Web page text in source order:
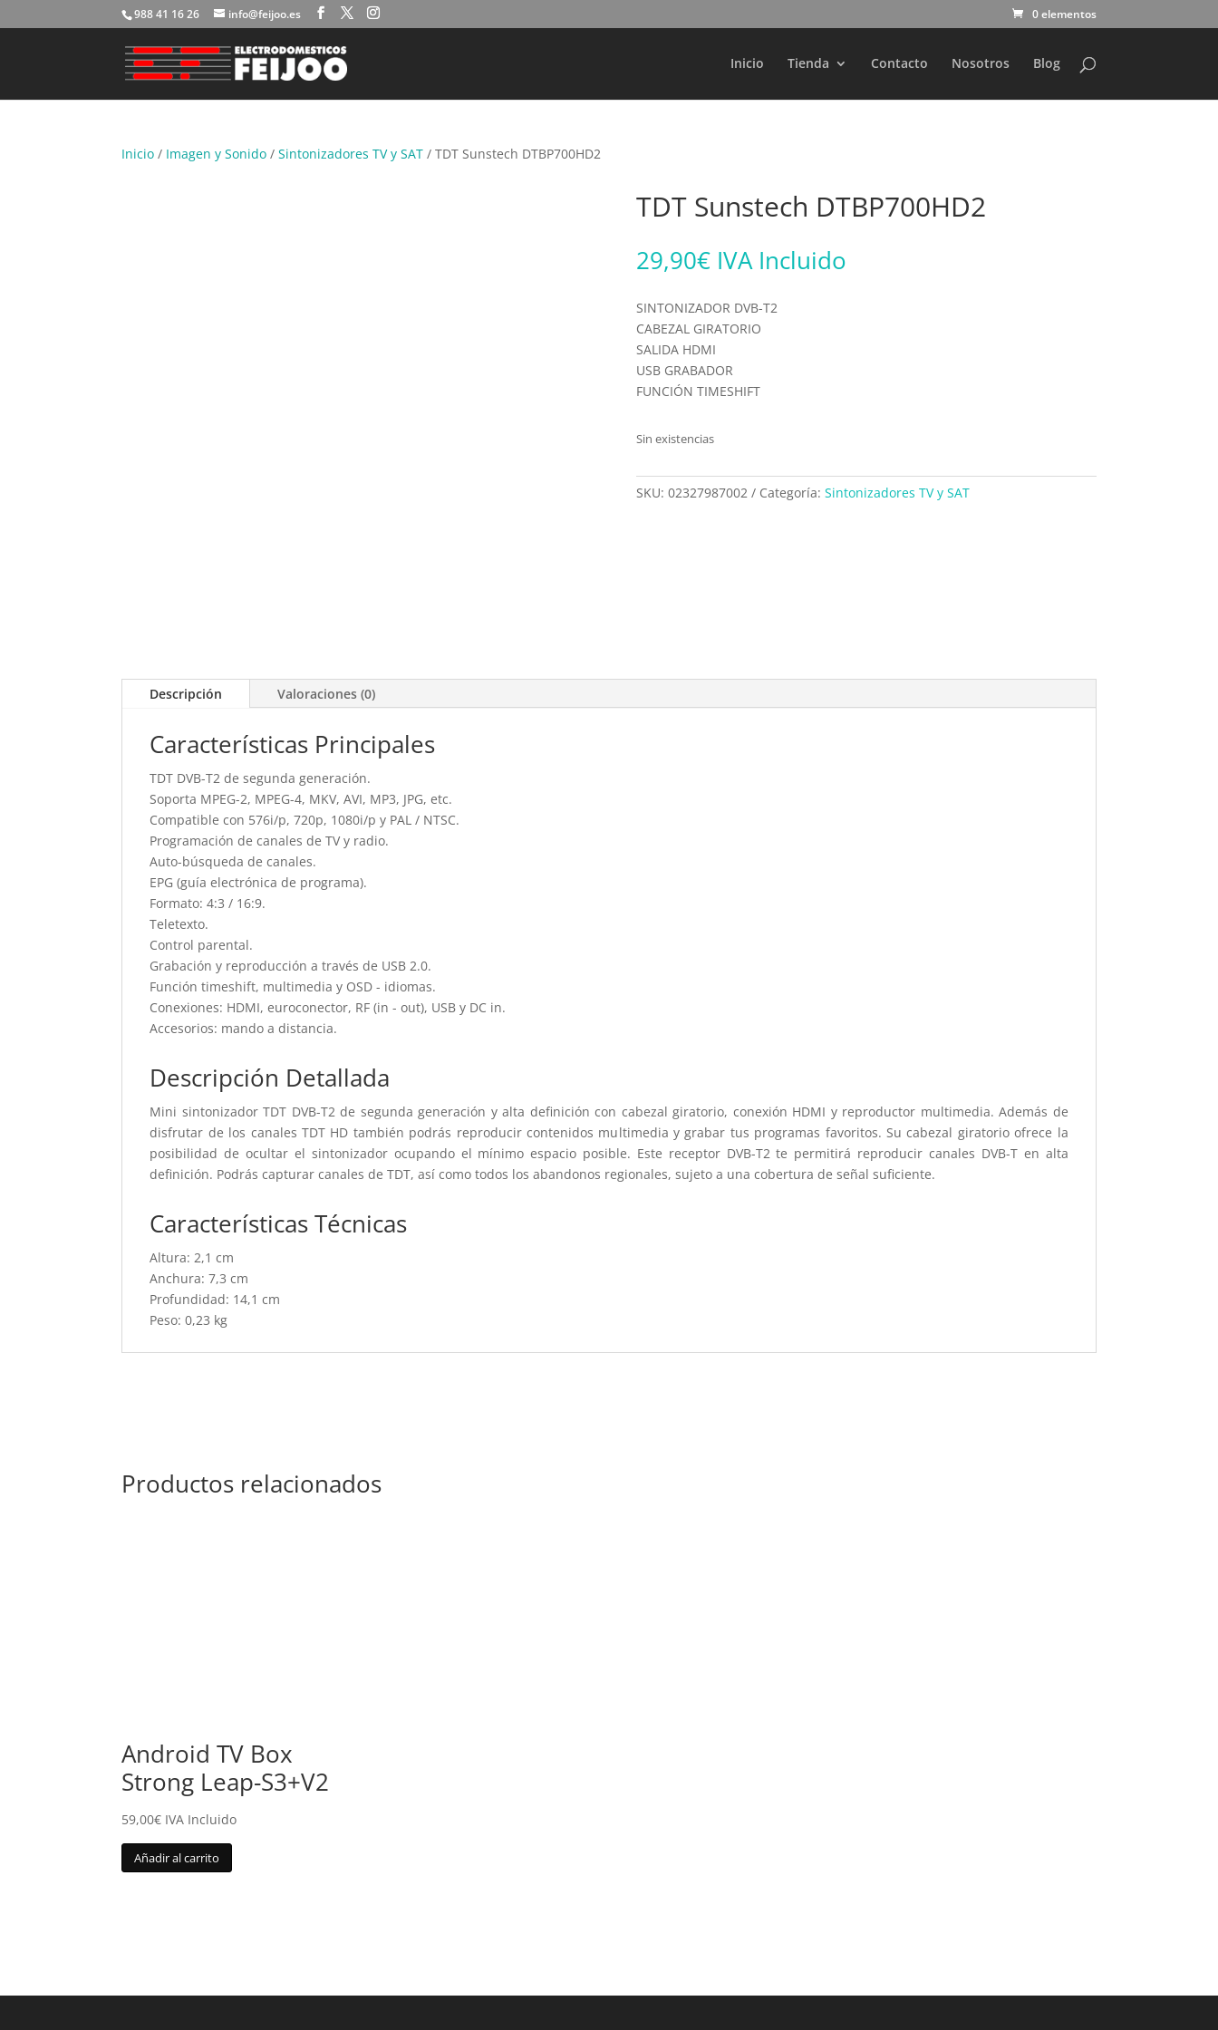
988 41 16 26 info@feijoo.es 0 elementos
Inicio Tienda Contacto Nosotros Blog
Búsqueda
productos
Inicio / Imagen y Sonido /Sintonizadores TV y SAT / TDT Sunstech DTBP700HD2
TDT Sunstech DTBP700HD2
29,90€ IVA Incluido
SINTONIZADOR DVB-T2
CABEZAL GIRATORIO
SALIDA HDMI
USB GRABADOR
FUNCIÓN TIMESHIFT
Sin existencias
SKU: 02327987002 Categoría: Sintonizadores TV y SAT
Descripción Valoraciones (0)
Características Principales
TDT DVB-T2 de segunda generación.
Soporta MPEG-2, MPEG-4, MKV, AVI, MP3, JPG, etc.
Compatible con 576i/p, 720p, 1080i/p y PAL / NTSC.
Programación de canales de TV y radio.
Auto-búsqueda de canales.
EPG (guía electrónica de programa).
Formato: 4:3 / 16:9.
Teletexto.
Control parental.
Grabación y reproducción a través de USB 2.0.
Función timeshift, multimedia y OSD - idiomas.
Conexiones: HDMI, euroconector, RF (in - out), USB y DC in.
Accesorios: mando a distancia.
Descripción Detallada
Mini sintonizador TDT DVB-T2 de segunda generación y alta definición con cabezal giratorio, conexión HDMI y reproductor multimedia. Además de
disfrutar de los canales TDT HD también podrás reproducir contenidos multimedia y grabar tus programas favoritos. Su cabezal giratorio ofrece la
posibilidad de ocultar el sintonizador ocupando el mínimo espacio posible. Este receptor DVB-T2 te permitirá reproducir canales DVB-T en alta
definición. Podrás capturar canales de TDT, así como todos los abandonos regionales, sujeto a una cobertura de señal suficiente.
Características Técnicas
Altura: 2,1 cm
Anchura: 7,3 cm
Profundidad: 14,1 cm
Peso: 0,23 kg
Productos relacionados
Android TV Box
Strong Leap-S3+V2
59,00€ IVA Incluido
Añadir al carrito